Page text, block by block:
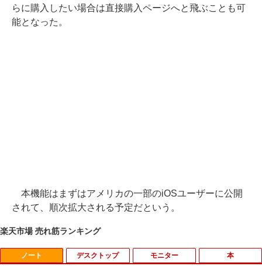
らに購入したい場合は直接購入ページへと飛ぶことも可
能となった。
本機能はまずはアメリカの一部のiOSユーザーに公開
されて、順次拡大される予定だという。
楽天市場 売れ筋ランキング
ノート デスクトップ モニター 本